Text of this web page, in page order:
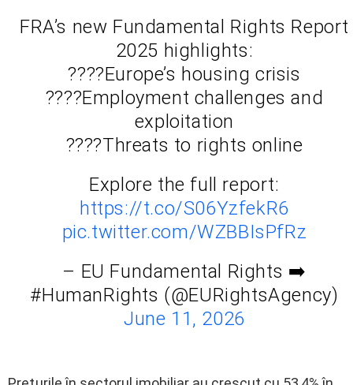
FRA’s new Fundamental Rights Report
2025 highlights:
????Europe’s housing crisis
????Employment challenges and
exploitation
????Threats to rights online
Explore the full report:
https://t.co/S06YzfekR6
pic.twitter.com/WZBBIsPfRz
– EU Fundamental Rights ➡️
#HumanRights (@EURightsAgency)
June 11, 2026